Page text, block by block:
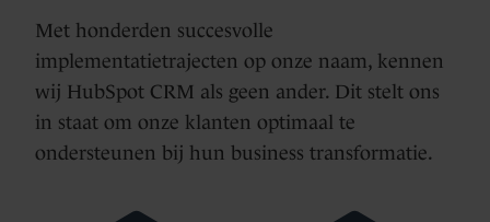
Met honderden succesvolle
implementatietrajecten op onze naam, kennen
wij HubSpot CRM als geen ander. Dit stelt ons
in staat om onze klanten optimaal te
ondersteunen bij hun business transformatie.